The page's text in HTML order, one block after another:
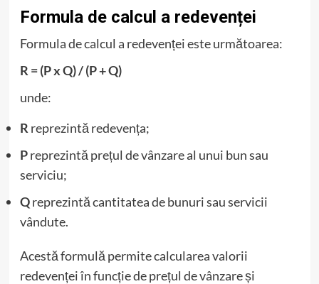
Formula de calcul a redevenței
Formula de calcul a redevenței este următoarea:
R = (P x Q) / (P + Q)
unde:
R reprezintă redevența;
Preprezintă prețul de vânzare al unui bun sau
serviciu;
Qreprezintă cantitatea de bunuri sau servicii
vândute.
Acestă formulă permite calcularea valorii
redevenței în funcție de prețul de vânzare și